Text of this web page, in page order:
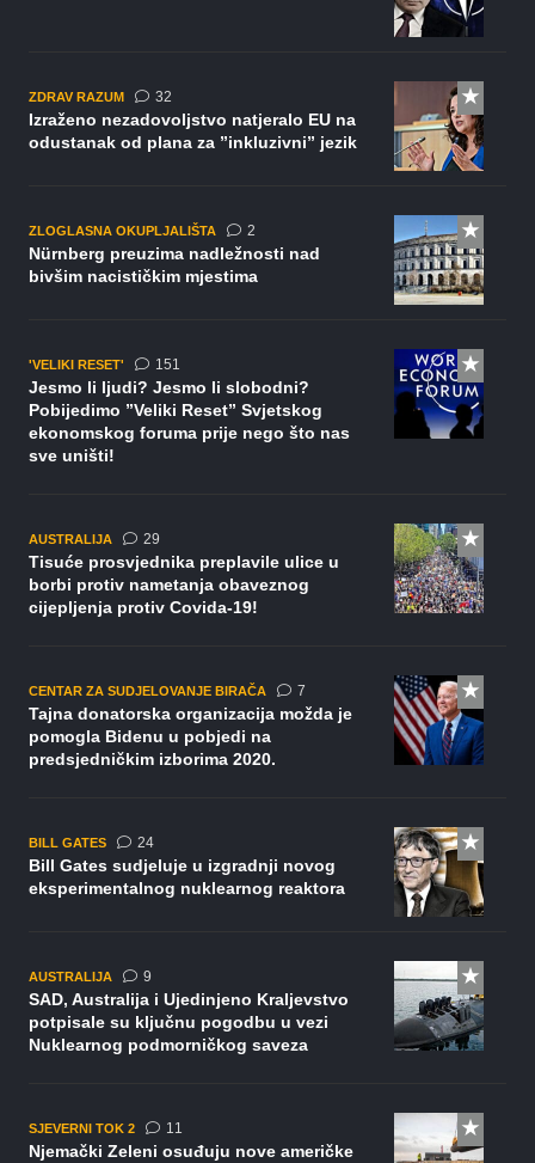
ZDRAV RAZUM 32komentara
Izraženo nezadovoljstvo natjeralo EU na
odustanak od plana za ”inkluzivni” jezik
ZLOGLASNA OKUPLJALIŠTA 2komentara
Nürnberg preuzima nadležnosti nad
bivšim nacističkim mjestima
'VELIKI RESET' 151
Jesmo li ljudi? Jesmo li slobodni?
Pobijedimo ”Veliki Reset” Svjetskog
ekonomskog foruma prije nego što nas
sve uništi!
AUSTRALIJA 29komentara
Tisuće prosvjednika preplavile ulice u
borbi protiv nametanja obaveznog
cijepljenja protiv Covida-19!
CENTAR ZA SUDJELOVANJE BIRAČA 7komentara
Tajna donatorska organizacija možda je
pomogla Bidenu u pobjedi na
predsjedničkim izborima 2020.
BILL GATES 24komentara
Bill Gates sudjeluje u izgradnji novog
eksperimentalnog nuklearnog reaktora
AUSTRALIJA 9komentara
SAD, Australija i Ujedinjeno Kraljevstvo
potpisale su ključnu pogodbu u vezi
Nuklearnog podmorničkog saveza
SJEVERNI TOK 2 11
Njemački Zeleni osuđuju nove američke